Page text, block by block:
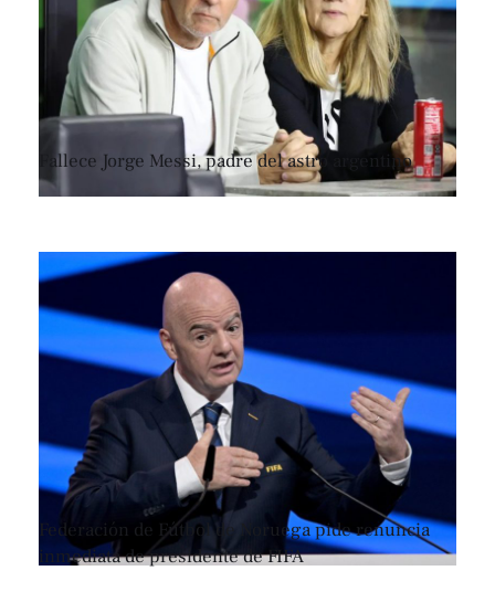
Fallece Jorge Messi, padre del astro argentino
Federación de Fútbol de Noruega pide renuncia
inmediata de presidente de FIFA